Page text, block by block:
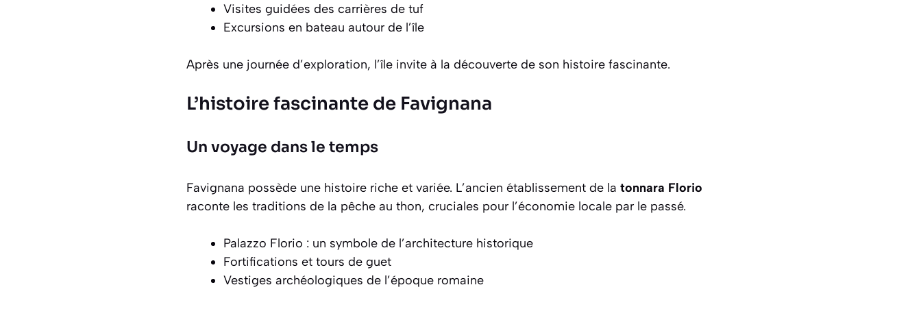
Visites guidées des carrières de tuf
Excursions en bateau autour de l’île
Après une journée d’exploration, l’île invite à la découverte de son histoire fascinante.
L’histoire fascinante de Favignana
Un voyage dans le temps
Favignana possède une histoire riche et variée. L’ancien établissement de la tonnara Florio
raconte les traditions de la pêche au thon, cruciales pour l’économie locale par le passé.
Palazzo Florio : un symbole de l’architecture historique
Fortifications et tours de guet
Vestiges archéologiques de l’époque romaine